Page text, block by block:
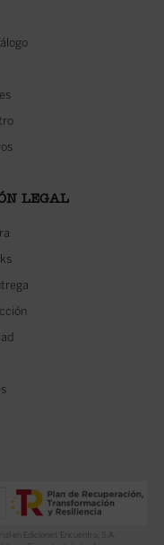
LEGAL
en Ediciones Encuentro, S.A.